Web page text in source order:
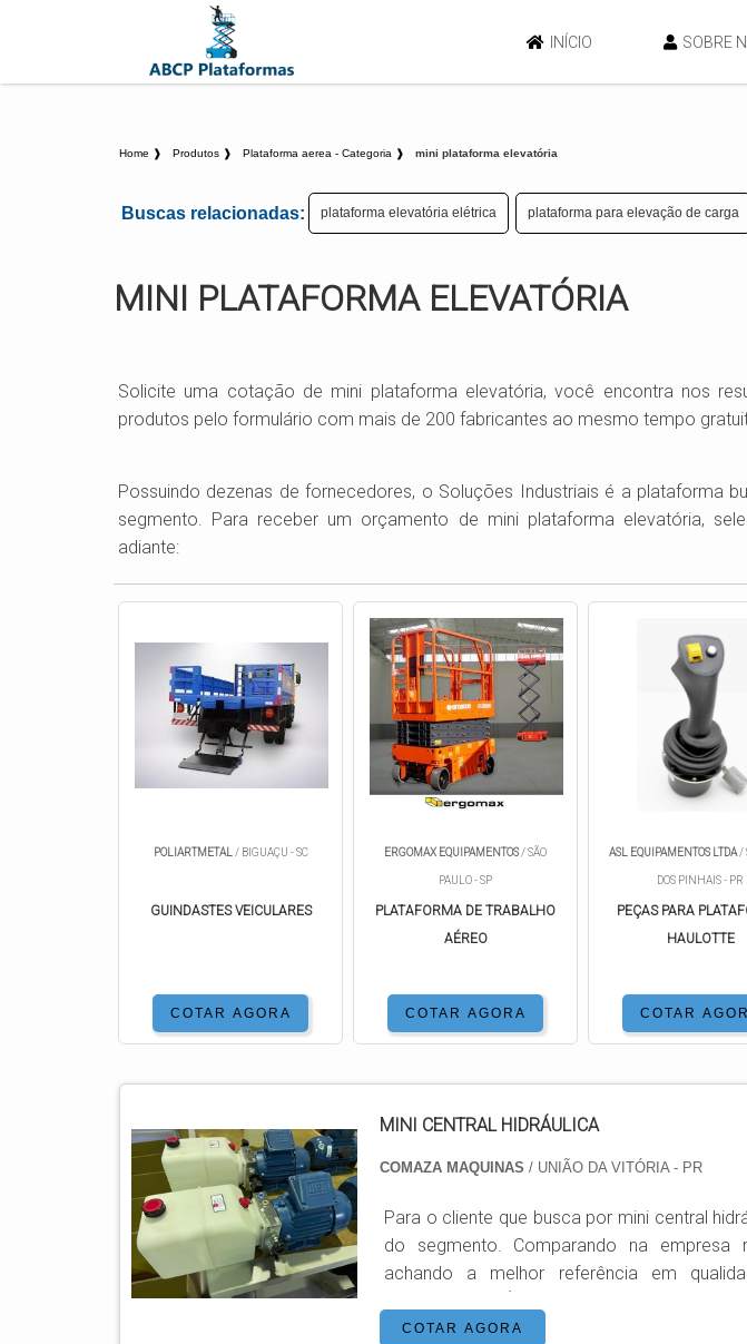
INÍCIO SOBRE
Home ❱ Produtos ❱ Plataforma aerea - Categoria ❱ mini plataforma elevatória
Buscas relacionadas: plataforma elevatória elétrica plataforma para elevação de carga
MINI PLATAFORMA ELEVATÓRIA
Solicite uma cotação de mini plataforma elevatória, você encontra nos
produtos pelo formulário com mais de 200 fabricantes ao mesmo tempo
Possuindo dezenas de fornecedores, o Soluções Industriais é a plataforma
segmento. Para receber um orçamento de mini plataforma elevatória,
adiante:
POLIARTMETAL/ BIGUAÇU - SC
GUINDASTES VEICULARES
COTAR AGORA
ERGOMAX EQUIPAMENTOS/ SÃO
PAULO - SP
PLATAFORMA DE TRABALHO
AÉREO
COTAR AGORA
ASL EQUIPAMENTOS LTDA/
DOS PINHAIS - PR
PEÇAS PARA
HAULOTTE
COTAR
MINI CENTRAL HIDRÁULICA
COMAZA MAQUINAS / UNIÃO DA VITÓRIA - PR
Para o cliente que busca por mini central
do segmento. Comparando na
achando a melhor referência em
comprometida com os serviços,
COTAR AGORA